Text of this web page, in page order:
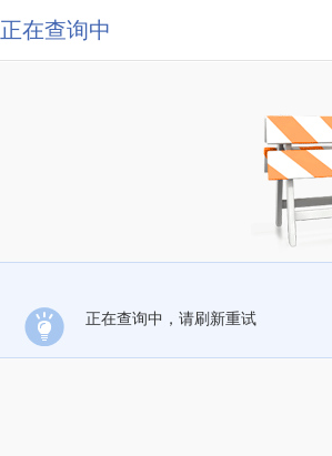
正在查询中
正在查询中，请刷新重试